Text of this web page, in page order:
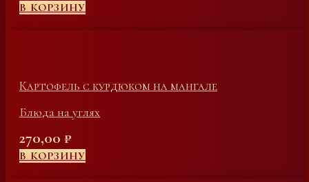
В КОРЗИНУ
Картофель с курдюком на мангале
Блюда на углях
270,00 ₽
В КОРЗИНУ